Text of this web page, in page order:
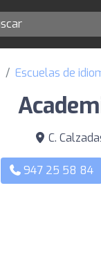
Escuelas de
C.
947 25 58 84